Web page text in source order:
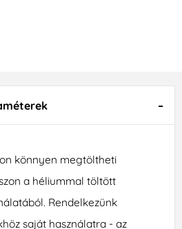
könnyen megtöltheti
a héliummal töltött
Rendelkezünk
saját használatra - az